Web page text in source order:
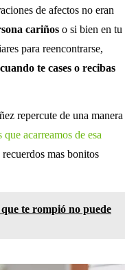
de afectos no eran
cariños o si bien en tu
para reencontrarse,
te cases o recibas
repercute de una manera
que acarreamos de esa
mas bonitos
te rompió no puede